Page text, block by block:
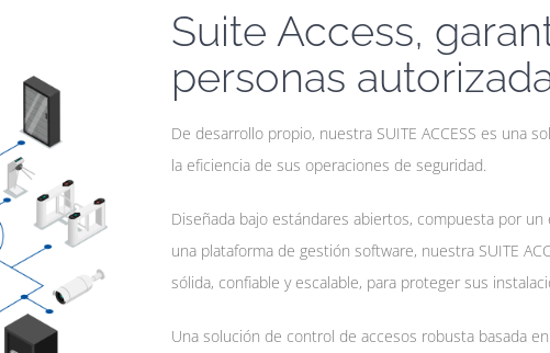
Suite Access,
personas
De desarrollo propio, nuestra SUITE ACCESS es una
la eficiencia de sus operaciones de seguridad.
Diseñada bajo estándares abiertos, compuesta por
una plataforma de gestión software, nuestra SUITE
sólida, confiable y escalable, para proteger sus
Una solución de control de accesos robusta basada